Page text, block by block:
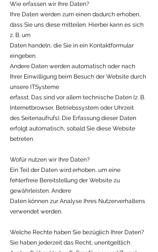
Wie erfassen wir Ihre Daten?
Ihre Daten werden zum einen dadurch erhoben,
dass Sie uns diese mitteilen. Hierbei kann es sich
z. B. um
Daten handeln, die Sie in ein Kontaktformular
eingeben.
Andere Daten werden automatisch oder nach
Ihrer Einwilligung beim Besuch der Website durch
unsere ITSysteme
erfasst. Das sind vor allem technische Daten (z. B.
Internetbrowser, Betriebssystem oder Uhrzeit
des Seitenaufrufs). Die Erfassung dieser Daten
erfolgt automatisch, sobald Sie diese Website
betreten.
Wofür nutzen wir Ihre Daten?
Ein Teil der Daten wird erhoben, um eine
fehlerfreie Bereitstellung der Website zu
gewährleisten. Andere
Daten können zur Analyse Ihres Nutzerverhaltens
verwendet werden.
Welche Rechte haben Sie bezüglich Ihrer Daten?
Sie haben jederzeit das Recht, unentgeltlich